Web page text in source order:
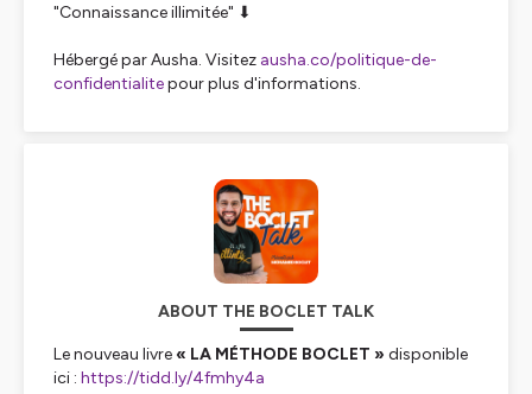
"Connaissance illimitée" ⬇
Hébergé par Ausha. Visitez ausha.co/politique-de-
confidentialitepour plus d'informations.
ABOUT THE BOCLET TALK
Le nouveau livre « LA MÉTHODE BOCLET » disponible
ici : https://tidd.ly/4fmhy4a